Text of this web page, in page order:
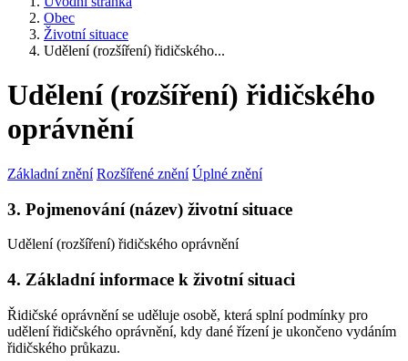
Obec
Životní situace
Udělení (rozšíření) řidičského...
Udělení (rozšíření) řidičského
oprávnění
Základní znění Rozšířené znění Úplné znění
3. Pojmenování (název) životní situace
Udělení (rozšíření) řidičského oprávnění
4. Základní informace k životní situaci
Řidičské oprávnění se uděluje osobě, která splní podmínky pro
udělení řidičského oprávnění, kdy dané řízení je ukončeno vydáním
řidičského průkazu.